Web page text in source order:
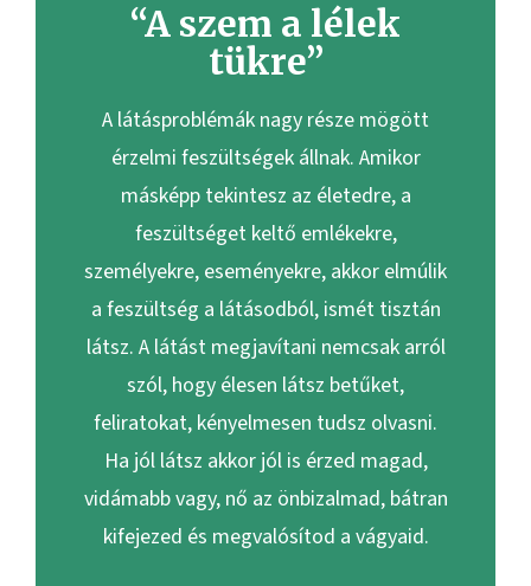
“A szem a lélek
tükre”
A látásproblémák nagy része mögött
érzelmi feszültségek állnak. Amikor
másképp tekintesz az életedre, a
feszültséget keltő emlékekre,
személyekre, eseményekre, akkor elmúlik
a feszültség a látásodból, ismét tisztán
látsz. A látást megjavítani nemcsak arról
szól, hogy élesen látsz betűket,
feliratokat, kényelmesen tudsz olvasni.
Ha jól látsz akkor jól is érzed magad,
vidámabb vagy, nő az önbizalmad, bátran
kifejezed és megvalósítod a vágyaid.